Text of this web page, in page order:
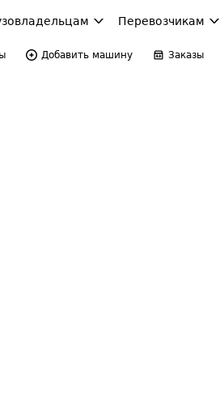
Перевозчикам
Добавить машину Заказы